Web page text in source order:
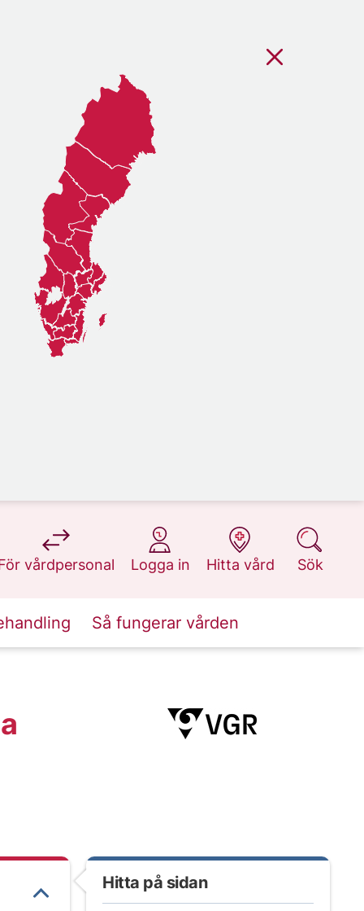
vårdpersonal
på 1177.se
Logga in
på 1177.se
Hitta vård
på 1177.se
Sök
på 1177.se
Så fungerar vården
Hitta på sidan